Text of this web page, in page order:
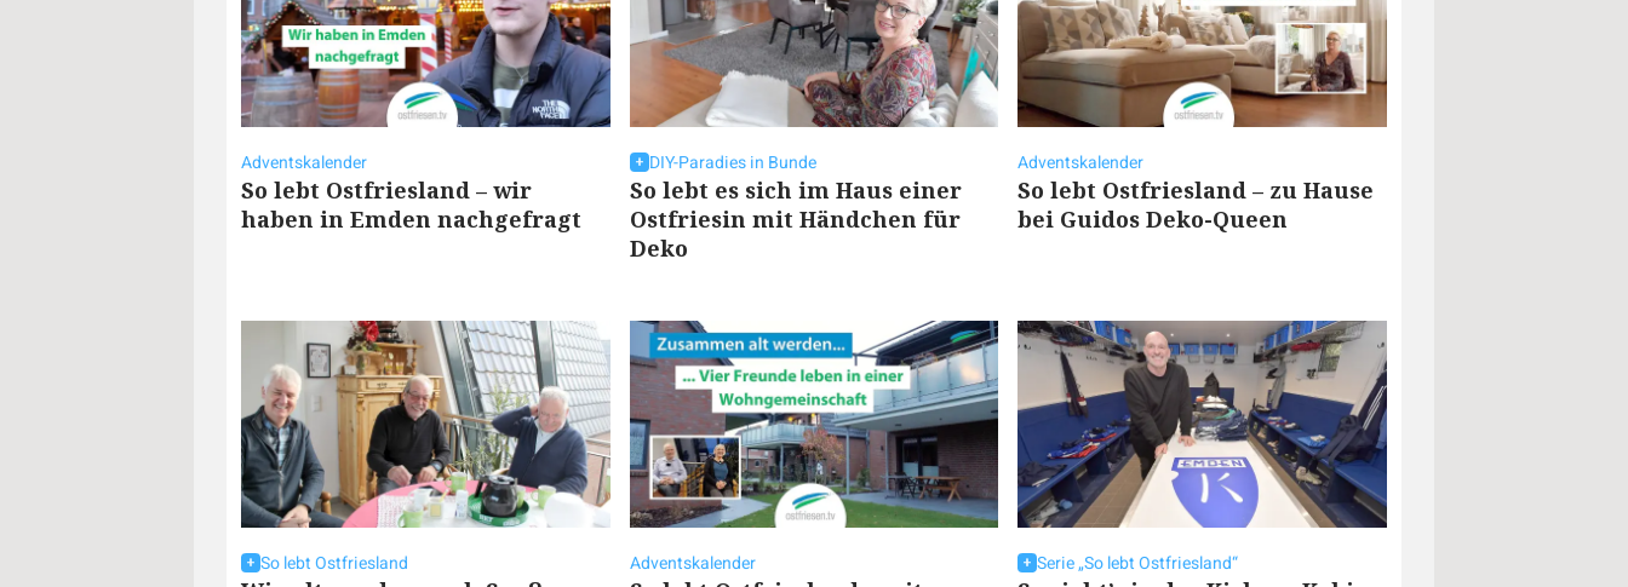
Adventskalender
So lebt Ostfriesland – wir
haben in Emden nachgefragt
DIY-Paradies in Bunde
So lebt es sich im Haus einer
Ostfriesin mit Händchen für
Deko
Adventskalender
So lebt Ostfriesland – zu Hause
bei Guidos Deko-Queen
So lebt Ostfriesland Adventskalender Serie „So lebt Ostfriesland“